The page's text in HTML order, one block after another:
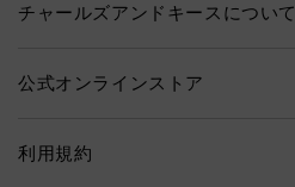
チャールズアンドキースについて
公式オンラインストア
利用規約